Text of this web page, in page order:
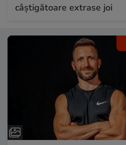
câștigătoare extrase joi